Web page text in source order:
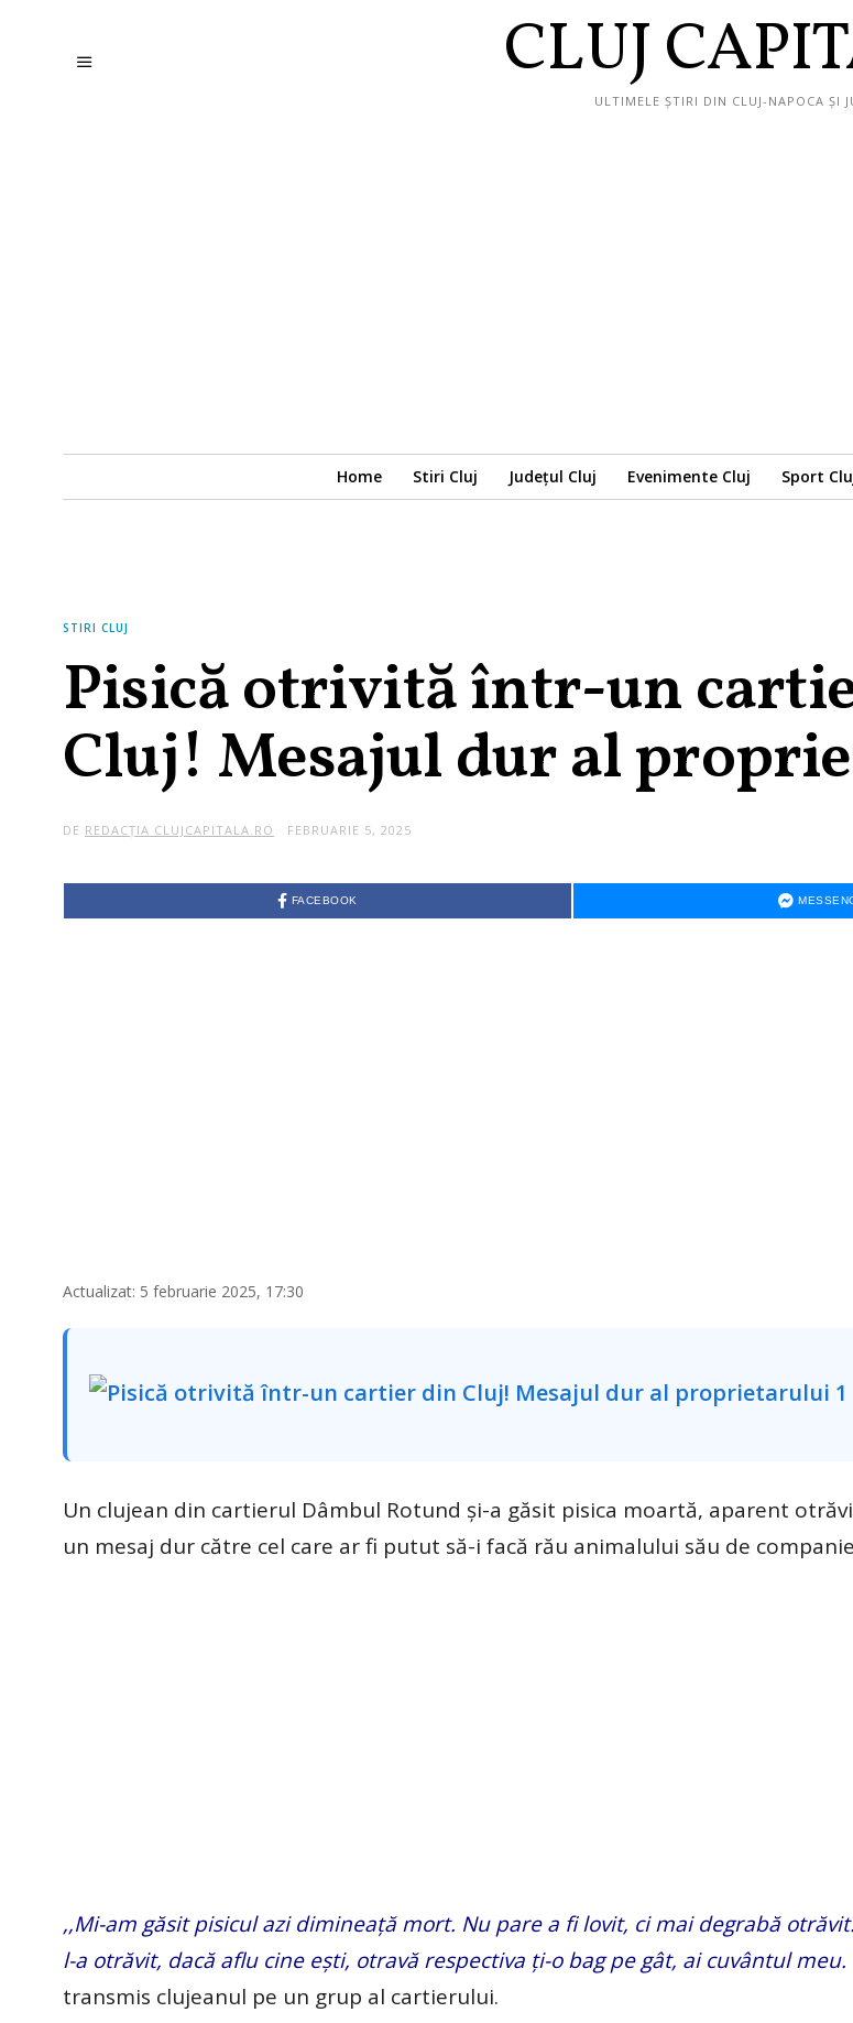
CLUJ
ULTIMELE ȘTIRI DIN CLUJ-NAPOCA ȘI
Home Stiri Cluj Județul Cluj Evenimente Cluj Sport
STIRI CLUJ
Pisică otrivită într-un
Cluj! Mesajul dur al
DE REDACȚIA CLUJCAPITALA.RO FEBRUARIE 5, 2025
FACEBOOK
Actualizat: 5 februarie 2025, 17:30
Un clujean din cartierul Dâmbul Rotund și-a găsit pisica moartă, aparent
un mesaj dur către cel care ar fi putut să-i facă rău animalului său de
,,Mi-am găsit pisicul azi dimineață mort. Nu pare a fi lovit, ci mai degrabă
l-a otrăvit, dacă aflu cine ești, otravă respectiva ți-o bag pe gât, ai cuvântul
transmis clujeanul pe un grup al cartierului.